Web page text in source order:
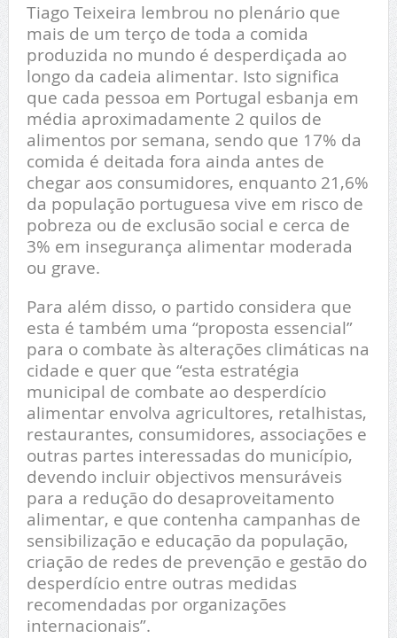
Tiago Teixeira lembrou no plenário que
mais de um terço de toda a comida
produzida no mundo é desperdiçada ao
longo da cadeia alimentar. Isto significa
que cada pessoa em Portugal esbanja em
média aproximadamente 2 quilos de
alimentos por semana, sendo que 17% da
comida é deitada fora ainda antes de
chegar aos consumidores, enquanto 21,6%
da população portuguesa vive em risco de
pobreza ou de exclusão social e cerca de
3% em insegurança alimentar moderada
ou grave.
Para além disso, o partido considera que
esta é também uma “proposta essencial”
para o combate às alterações climáticas na
cidade e quer que “esta estratégia
municipal de combate ao desperdício
alimentar envolva agricultores, retalhistas,
restaurantes, consumidores, associações e
outras partes interessadas do município,
devendo incluir objectivos mensuráveis
para a redução do desaproveitamento
alimentar, e que contenha campanhas de
sensibilização e educação da população,
criação de redes de prevenção e gestão do
desperdício entre outras medidas
recomendadas por organizações
internacionais”.